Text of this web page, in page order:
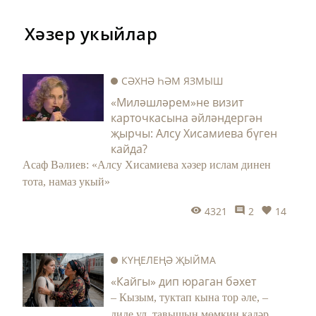
Хәзер укыйлар
СӘХНӘ ҺӘМ ЯЗМЫШ
«Миләшләрем»не визит
карточкасына әйләндергән
җырчы: Алсу Хисамиева бүген
кайда?
Асаф Вәлиев: «Алсу Хисамиева хәзер ислам динен
тота, намаз укый»
4321 2 14
КҮҢЕЛЕҢӘ ҖЫЙМА
«Кайгы» дип юраган бәхет
– Кызым, туктап кына тор әле, –